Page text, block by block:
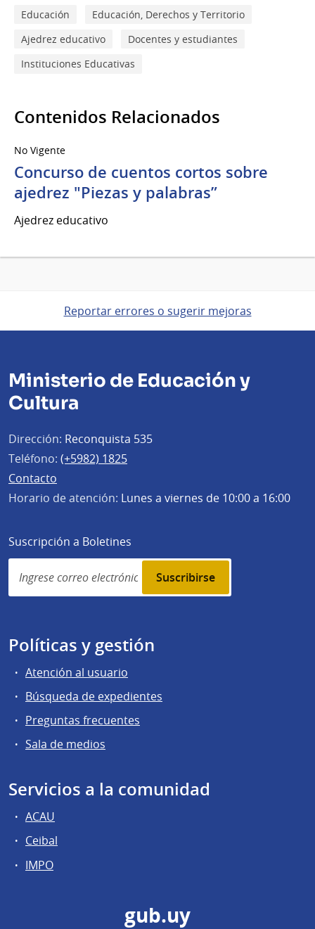
Educación
Educación, Derechos y Territorio
Ajedrez educativo
Docentes y estudiantes
Instituciones Educativas
Contenidos Relacionados
No Vigente
Concurso de cuentos cortos sobre
ajedrez "Piezas y palabras”
Ajedrez educativo
Reportar errores o sugerir mejoras
Ministerio de Educación y
Cultura
Dirección: Reconquista 535
Teléfono: (+5982) 1825
Contacto
Horario de atención: Lunes a viernes de 10:00 a 16:00
Suscripción a Boletines
Simplenews
subscription
Políticas y gestión
Atención al usuario
Búsqueda de expedientes
Preguntas frecuentes
Sala de medios
Servicios a la comunidad
ACAU
Ceibal
IMPO
gub.uy